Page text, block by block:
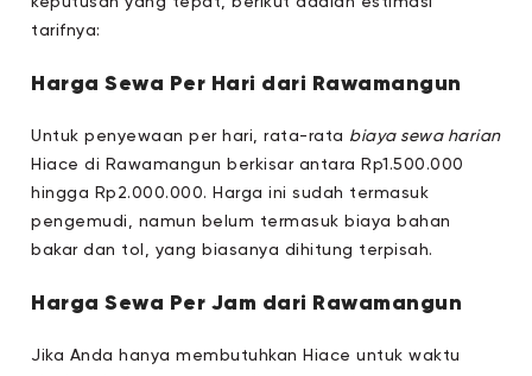
tarifnya:
Harga Sewa Per Hari dari Rawamangun
Untuk penyewaan per hari, rata-rata biaya sewa harian
Hiace di Rawamangun berkisar antara Rp1.500.000
hingga Rp2.000.000. Harga ini sudah termasuk
pengemudi, namun belum termasuk biaya bahan
bakar dan tol, yang biasanya dihitung terpisah.
Harga Sewa Per Jam dari Rawamangun
Jika Anda hanya membutuhkan Hiace untuk waktu